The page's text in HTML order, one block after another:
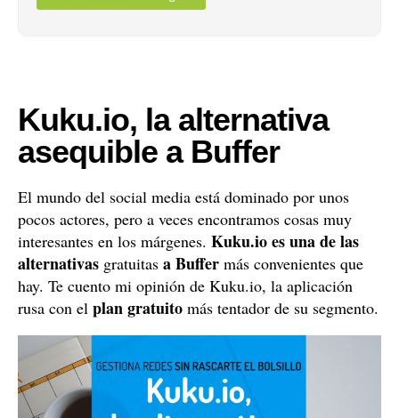
Kuku.io, la alternativa
asequible a Buffer
El mundo del social media está dominado por unos
pocos actores, pero a veces encontramos cosas muy
interesantes en los márgenes. Kuku.io es una de las
alternativas gratuitas a Buffer más convenientes que
hay. Te cuento mi opinión de Kuku.io, la aplicación
rusa con el plan gratuito más tentador de su segmento.